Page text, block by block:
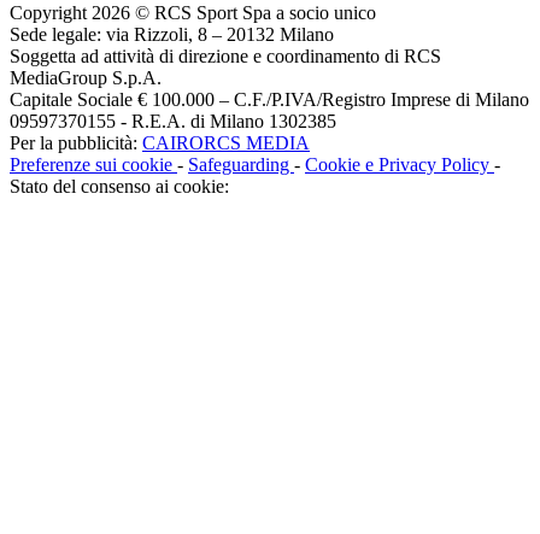
Copyright 2026 © RCS Sport Spa a socio unico
Sede legale: via Rizzoli, 8 – 20132 Milano
Soggetta ad attività di direzione e coordinamento di RCS
MediaGroup S.p.A.
Capitale Sociale € 100.000 – C.F./P.IVA/Registro Imprese di Milano
09597370155 - R.E.A. di Milano 1302385
Per la pubblicità: CAIRORCS MEDIA
Preferenze sui cookie - Safeguarding - Cookie e Privacy Policy -
Stato del consenso ai cookie: